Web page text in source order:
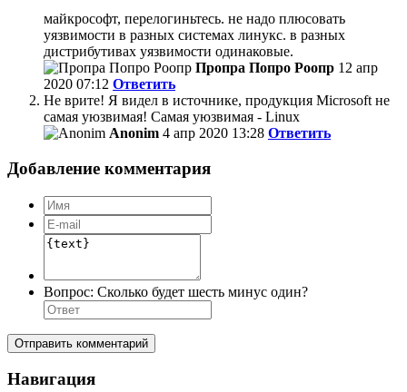
майкрософт, перелогиньтесь. не надо плюсовать
уязвимости в разных системах линукс. в разных
дистрибутивах уязвимости одинаковые.
Пропра Попро Роопр 12 апр
2020 07:12 Ответить
Не врите! Я видел в источнике, продукция Microsoft не
самая уюзвимая! Самая уюзвимая - Linux
Anonim 4 апр 2020 13:28 Ответить
Добавление комментария
Вопрос: Сколько будет шесть минус один?
Отправить комментарий
Навигация